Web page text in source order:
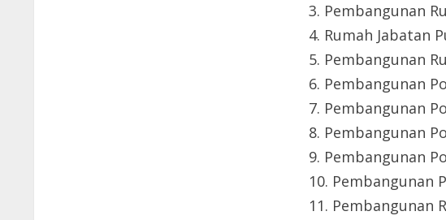
3. Pembangunan
4. Rumah Jabatan
5. Pembangunan
6. Pembangunan
7. Pembangunan
8. Pembangunan
9. Pembangunan
10. Pembangunan
11. Pembangunan